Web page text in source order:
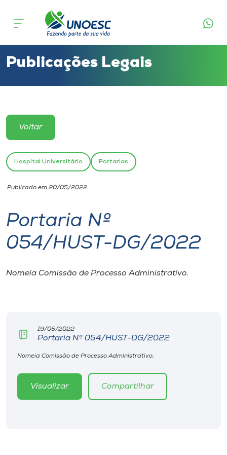
Cursos
Atendimento ao Estudante
Portal de Ensino
Unoesc
Internacionalização
I.nova
CPA
Editora
Publicações Legais
Voltar
Hospital Universitário Portarias
Publicado em 20/05/2022
Portaria Nº
054/HUST-DG/2022
Nomeia Comissão de Processo Administrativo.
19/05/2022
Portaria Nº 054/HUST-DG/2022
Nomeia Comissão de Processo Administrativo.
Visualizar Compartilhar